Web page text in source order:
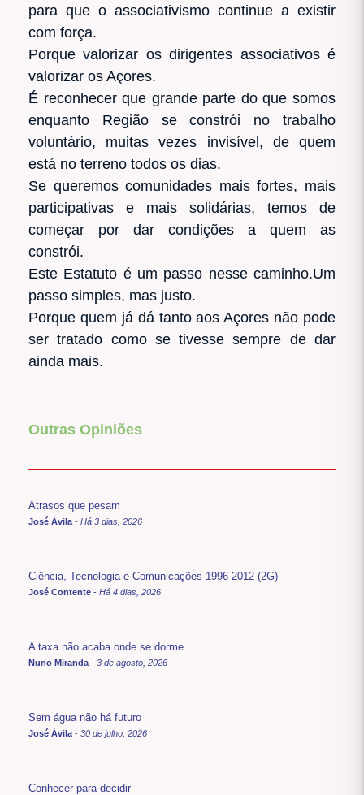
para que o associativismo continue a existir
com força.
Porque valorizar os dirigentes associativos é
valorizar os Açores.
É reconhecer que grande parte do que somos
enquanto Região se constrói no trabalho
voluntário, muitas vezes invisível, de quem
está no terreno todos os dias.
Se queremos comunidades mais fortes, mais
participativas e mais solidárias, temos de
começar por dar condições a quem as
constrói.
Este Estatuto é um passo nesse caminho.Um
passo simples, mas justo.
Porque quem já dá tanto aos Açores não pode
ser tratado como se tivesse sempre de dar
ainda mais.
Outras Opiniões
Atrasos que pesam
José Ávila - Há 3 dias, 2026
Ciência, Tecnologia e Comunicações 1996-2012 (2G)
José Contente - Há 4 dias, 2026
A taxa não acaba onde se dorme
Nuno Miranda - 3 de agosto, 2026
Sem água não há futuro
José Ávila - 30 de julho, 2026
Conhecer para decidir